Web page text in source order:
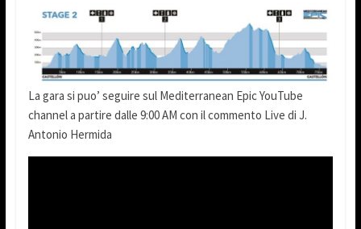
La gara si puo’ seguire sul Mediterranean Epic YouTube
channel a partire dalle 9:00 AM con il commento Live di J.
Antonio Hermida